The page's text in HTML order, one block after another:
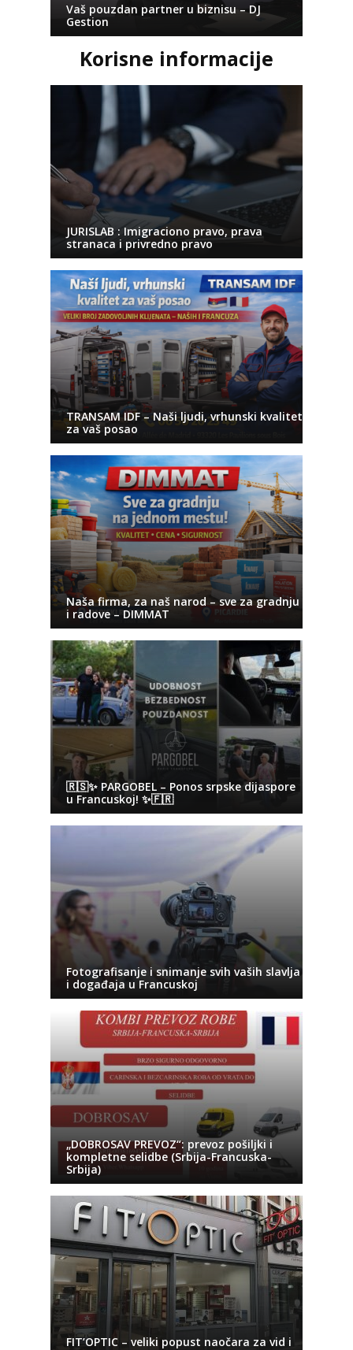
Vaš pouzdan partner u biznisu – DJ
Gestion
Korisne informacije
JURISLAB : Imigraciono pravo, prava
stranaca i privredno pravo
TRANSAM IDF – Naši ljudi, vrhunski kvalitet
za vaš posao
Naša firma, za naš narod – sve za gradnju
i radove – DIMMAT
🇷🇸✨ PARGOBEL – Ponos srpske dijaspore
u Francuskoj! ✨🇫🇷
Fotografisanje i snimanje svih vaših slavlja
i događaja u Francuskoj
„DOBROSAV PREVOZ“: prevoz pošiljki i
kompletne selidbe (Srbija-Francuska-
Srbija)
FIT’OPTIC – veliki popust naočara za vid i